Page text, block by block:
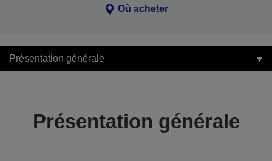
Où acheter
Présentation générale
Présentation générale